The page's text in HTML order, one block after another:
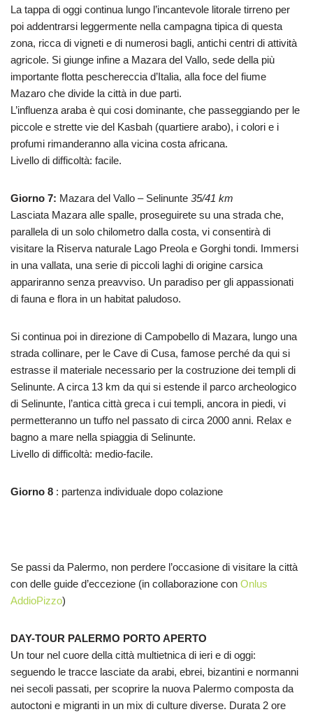
La tappa di oggi continua lungo l’incantevole litorale tirreno per
poi addentrarsi leggermente nella campagna tipica di questa
zona, ricca di vigneti e di numerosi bagli, antichi centri di attività
agricole. Si giunge infine a Mazara del Vallo, sede della più
importante flotta peschereccia d’Italia, alla foce del fiume
Mazaro che divide la città in due parti.
L’influenza araba è qui cosi dominante, che passeggiando per le
piccole e strette vie del Kasbah (quartiere arabo), i colori e i
profumi rimanderanno alla vicina costa africana.
Livello di difficoltà: facile.
Giorno 7: Mazara del Vallo – Selinunte 35/41 km
Lasciata Mazara alle spalle, proseguirete su una strada che,
parallela di un solo chilometro dalla costa, vi consentirà di
visitare la Riserva naturale Lago Preola e Gorghi tondi. Immersi
in una vallata, una serie di piccoli laghi di origine carsica
appariranno senza preavviso. Un paradiso per gli appassionati
di fauna e flora in un habitat paludoso.
Si continua poi in direzione di Campobello di Mazara, lungo una
strada collinare, per le Cave di Cusa, famose perché da qui si
estrasse il materiale necessario per la costruzione dei templi di
Selinunte. A circa 13 km da qui si estende il parco archeologico
di Selinunte, l’antica città greca i cui templi, ancora in piedi, vi
permetteranno un tuffo nel passato di circa 2000 anni. Relax e
bagno a mare nella spiaggia di Selinunte.
Livello di difficoltà: medio-facile.
Giorno 8 : partenza individuale dopo colazione
Se passi da Palermo, non perdere l’occasione di visitare la città
con delle guide d’eccezione (in collaborazione con Onlus
AddioPizzo)
DAY-TOUR PALERMO PORTO APERTO
Un tour nel cuore della città multietnica di ieri e di oggi:
seguendo le tracce lasciate da arabi, ebrei, bizantini e normanni
nei secoli passati, per scoprire la nuova Palermo composta da
autoctoni e migranti in un mix di culture diverse. Durata 2 ore